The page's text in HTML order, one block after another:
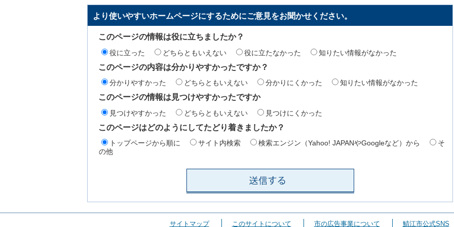
より使いやすいホームページにするためにご意見をお聞かせください。
このページの情報は役に立ちましたか？
役に立った どちらともいえない 役に立たなかった 知りたい情報がなかった
このページの内容は分かりやすかったですか？
分かりやすかった どちらともいえない 分かりにくかった 知りたい情報がなかった
このページの情報は見つけやすかったですか
見つけやすかった どちらともいえない 見つけにくかった
このページはどのようにしてたどり着きましたか？
トップページから順に サイト内検索 検索エンジン（Yahoo! JAPANやGoogleなど）から
そ
の他
サイトマップ このサイトについて 市の広告事業について 鯖江市公式SNS